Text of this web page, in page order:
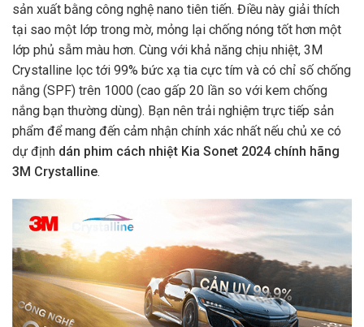
sản xuất bằng công nghệ nano tiên tiến. Điều này giải thích
tại sao một lớp trong mờ, mỏng lại chống nóng tốt hơn một
lớp phủ sẫm màu hơn. Cùng với khả năng chịu nhiệt, 3M
Crystalline lọc tới 99% bức xạ tia cực tím và có chỉ số chống
nắng (SPF) trên 1000 (cao gấp 20 lần so với kem chống
nắng bạn thường dùng). Bạn nên trải nghiệm trực tiếp sản
phẩm để mang đến cảm nhận chính xác nhất nếu chủ xe có
dự định dán phim cách nhiệt Kia Sonet 2024 chính hãng
3M Crystalline.